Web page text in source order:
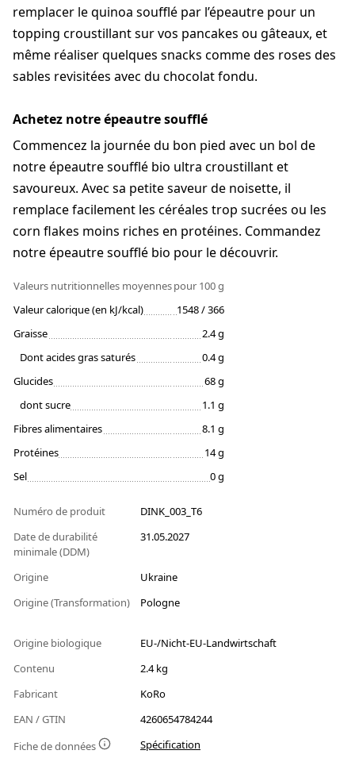
remplacer le quinoa soufflé par l’épeautre pour un
topping croustillant sur vos pancakes ou gâteaux, et
même réaliser quelques snacks comme des roses des
sables revisitées avec du chocolat fondu.
Achetez notre épeautre soufflé
Commencez la journée du bon pied avec un bol de
notre épeautre soufflé bio ultra croustillant et
savoureux. Avec sa petite saveur de noisette, il
remplace facilement les céréales trop sucrées ou les
corn flakes moins riches en protéines. Commandez
notre épeautre soufflé bio pour le découvrir.
Valeurs nutritionnelles moyennespour 100 g
Valeur calorique (en kJ/kcal)
1548 / 366
Graisse
2.4 g
Dont acides gras saturés
0.4 g
Glucides
68 g
dont sucre
1.1 g
Fibres alimentaires
8.1 g
Protéines
14 g
Sel
0 g
Numéro de produit
DINK_003_T6
Date de durabilité
minimale (DDM)
31.05.2027
Origine
Ukraine
Origine (Transformation)
Pologne
Origine biologique
EU-/Nicht-EU-Landwirtschaft
Contenu
2.4 kg
Fabricant
KoRo
EAN / GTIN
4260654784244
Fiche de données
Spécification